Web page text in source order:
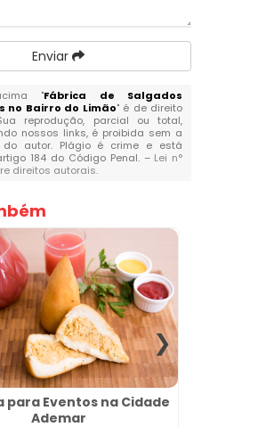
Enviar
"Fábrica de Salgados
no Bairro do Limão" é de direito
reprodução, parcial ou total,
nossos links, é proibida sem a
do autor. Plágio é crime e está
184 do Código Penal. – Lei n°
direitos autorais.
para Eventos na Cidade
Ademar